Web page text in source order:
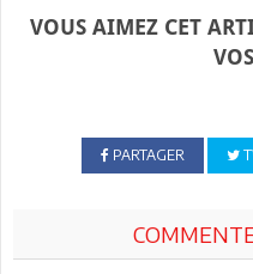
VOUS AIMEZ CET
PARTAGER